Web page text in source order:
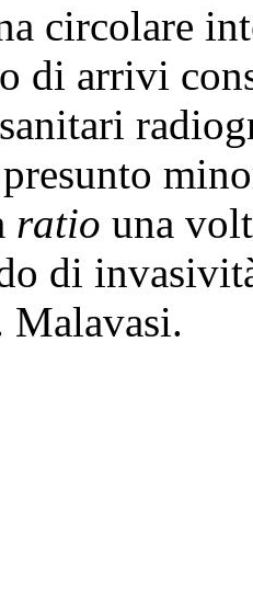
circolare
di arrivi
ratio una
di
Malavasi.